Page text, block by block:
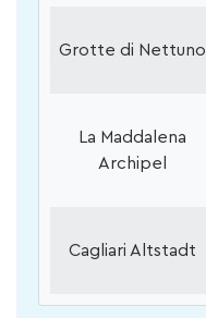
Grotte di Nettuno
La Maddalena
Archipel
Cagliari Altstadt